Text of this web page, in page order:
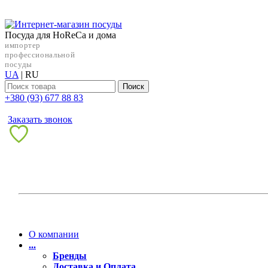
Посуда для HoReCa и дома
импортер
профессиональной
посуды
UA | RU
Поиск
+38‎0 (93) 677 88 83
Заказать звонок
О компании
...
Бренды